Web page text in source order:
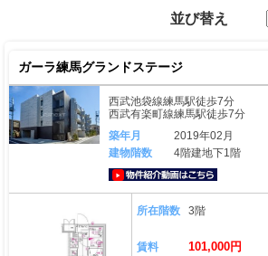
並び替え
ガーラ練馬グランドステージ
西武池袋線練馬駅徒歩7分
西武有楽町線練馬駅徒歩7分
築年月
2019年02月
建物階数
4階建地下1階
所在階数 3階
賃料 101,000円